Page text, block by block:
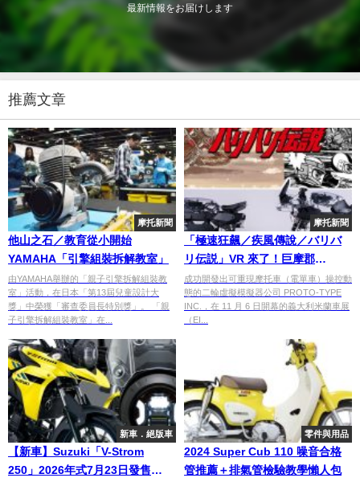
最新情報をお届けします
推薦文章
摩托新聞
他山之石／教育從小開始
YAMAHA「引擎組裝拆解教室」
由YAMAHA舉辦的「親子引擎拆解組裝教
室」活動，在日本「第13屆兒童設計大
獎」中榮獲「審查委員長特別獎」。 「親
子引擎拆解組裝教室」在...
摩托新聞
「極速狂飆／疾風傳說／バリバ
リ伝説」VR 來了！巨摩郡
CB750F × 秀吉 Katana 二輪模擬
器 EICMA 亮相
成功開發出可重現摩托車（電單車）操控動
態的二輪虛擬模擬器公司 PROTO-TYPE
INC.，在 11 月 6 日開幕的義大利米蘭車展
（EI...
新車．絕版車
【新車】Suzuki「V-Strom
250」2026年式7月23日發售
零件與用品
2024 Super Cub 110 噪音合格
管推薦＋排氣管檢驗教學懶人包